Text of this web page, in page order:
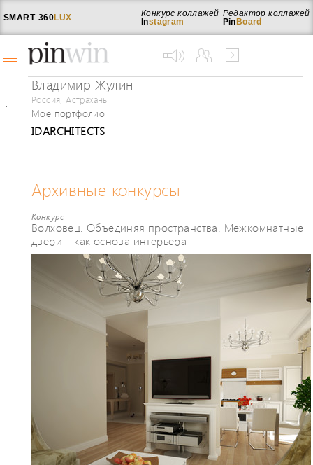
SMART 360LUX
Редактор коллажей
Pin Board
Конкурс коллажей
Instagram
Владимир Жулин
Россия, Астрахань
Моё портфолио
IDARCHITECTS
Архивные конкурсы
Конкурс
Волховец. Объединяя пространства. Межкомнатные
двери – как основа интерьера